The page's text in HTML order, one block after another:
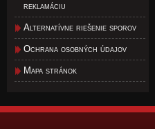
reklamáciu
Alternatívne riešenie sporov
Ochrana osobných údajov
Mapa stránok